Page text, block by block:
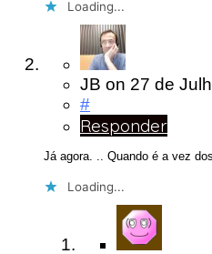
Loading...
JB on 27 de
#
Responder
Já agora. .. Quando é a vez
Loading...